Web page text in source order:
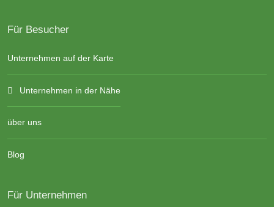
Für Besucher
Unternehmen auf der Karte
Unternehmen in der Nähe
über uns
Blog
Für Unternehmen